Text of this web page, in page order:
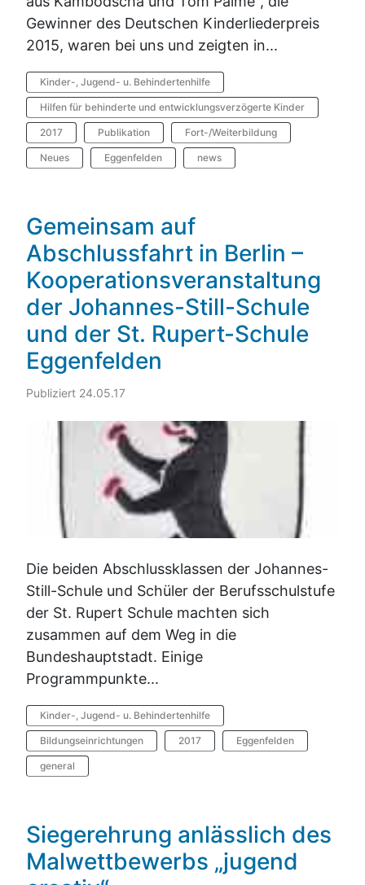
Gewinner des Deutschen Kinderliederpreis
2015, waren bei uns und zeigten in...
Kinder-, Jugend- u. Behindertenhilfe
Hilfen für behinderte und entwicklungsverzögerte Kinder
2017 Publikation Fort-/Weiterbildung
Neues Eggenfelden news
Gemeinsam auf
Abschlussfahrt in Berlin –
Kooperationsveranstaltung
der Johannes-Still-Schule
und der St. Rupert-Schule
Eggenfelden
Publiziert 24.05.17
Die beiden Abschlussklassen der Johannes-
Still-Schule und Schüler der Berufsschulstufe
der St. Rupert Schule machten sich
zusammen auf dem Weg in die
Bundeshauptstadt. Einige
Programmpunkte...
Kinder-, Jugend- u. Behindertenhilfe
Bildungseinrichtungen 2017 Eggenfelden
general
Siegerehrung anlässlich des
Malwettbewerbs „jugend